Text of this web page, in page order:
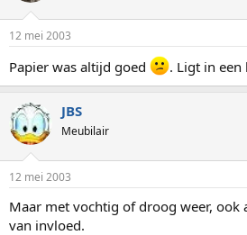
12 mei 2003
Papier was altijd goed . Ligt in een
JBS
Meubilair
12 mei 2003
Maar met vochtig of droog weer, ook
van invloed.